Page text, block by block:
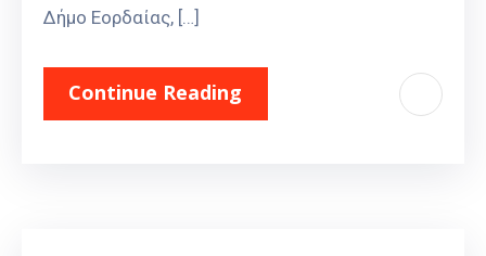
Δήμο Εορδαίας, […]
Continue Reading